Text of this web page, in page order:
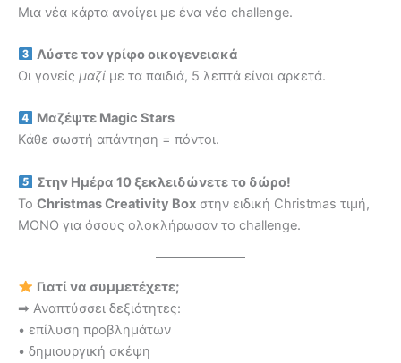
Μια νέα κάρτα ανοίγει με ένα νέο challenge.
Λύστε τον γρίφο οικογενειακά
Οι γονείς μαζί με τα παιδιά, 5 λεπτά είναι αρκετά.
Μαζέψτε Magic Stars
Κάθε σωστή απάντηση = πόντοι.
Στην Ημέρα 10 ξεκλειδώνετε το δώρο!
Το Christmas Creativity Box στην ειδική Christmas τιμή,
ΜΟΝΟ για όσους ολοκλήρωσαν το challenge.
Γιατί να συμμετέχετε;
➡ Αναπτύσσει δεξιότητες:
• επίλυση προβλημάτων
• δημιουργική σκέψη